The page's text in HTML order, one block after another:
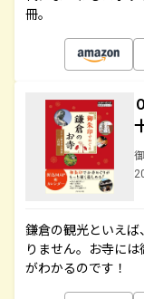
冊。
鎌倉の観光といえ
りません。お寺に
がわかるのです！